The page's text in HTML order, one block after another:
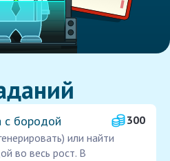
с бородой
300
или найти
во весь рост. В